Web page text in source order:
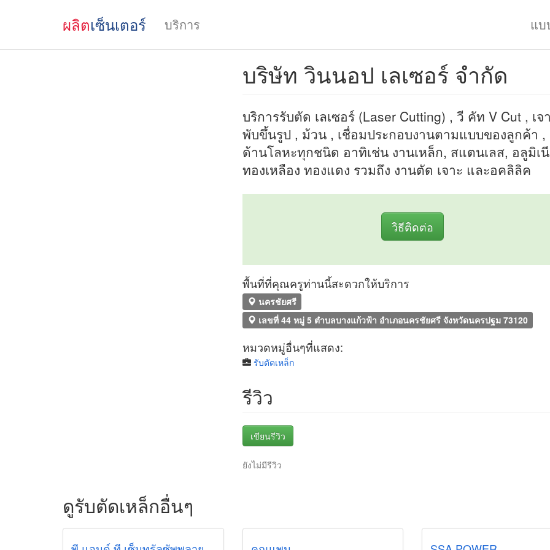
ผลิตเซ็นเตอร์ บริการ แ
บริษัท วินนอป เลเซอร์ จำกัด
บริการรับตัด เลเซอร์ (Laser Cutting) , วี คัท V Cut , เจ
พับขึ้นรูป , ม้วน , เชื่อมประกอบงานตามแบบของลูกค้า ,
ด้านโลหะทุกชนิด อาทิเช่น งานเหล็ก, สแตนเลส, อลูมิเ
ทองเหลือง ทองแดง รวมถึง งานตัด เจาะ และอคลิลิค
วิธีติดต่อ
พื้นที่ที่คุณครูท่านนี้สะดวกให้บริการ
นครชัยศรี
เลขที่ 44 หมู่ 5 ตำบลบางแก้วฟ้า อำเภอนครชัยศรี จังหวัดนครปฐม 73120
หมวดหมู่อื่นๆที่แสดง:
รับตัดเหล็ก
รีวิว
เขียนรีวิว
ยังไม่มีรีวิว
ดูรับตัดเหล็กอื่นๆ